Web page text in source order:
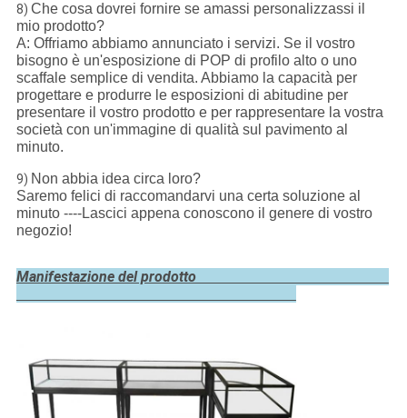
8) Che cosa dovrei fornire se amassi personalizzassi il
mio prodotto?
A: Offriamo abbiamo annunciato i servizi. Se il vostro
bisogno è un'esposizione di POP di profilo alto o uno
scaffale semplice di vendita. Abbiamo la capacità per
progettare e produrre le esposizioni di abitudine per
presentare il vostro prodotto e per rappresentare la vostra
società con un'immagine di qualità sul pavimento al
minuto.
9) Non abbia idea circa loro?
Saremo felici di raccomandarvi una certa soluzione al
minuto ----Lascici appena conoscono il genere di vostro
negozio!
Manifestazione del prodotto